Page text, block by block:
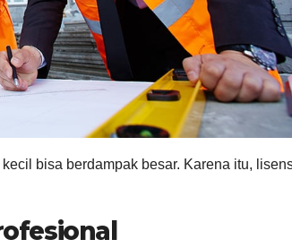
bisa berdampak besar. Karena itu,